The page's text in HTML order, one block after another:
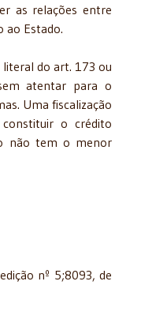
as relações entre
ao Estado.
do art. 173 ou
atentar para o
Uma fiscalização
o crédito
não tem o menor
nº 5;8093, de